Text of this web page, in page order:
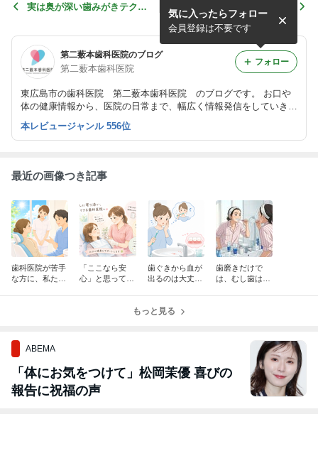
実は奥が深い歯みがきテクニ
とっても大切！お口の潤い
第二薮本歯科医院のブログ
第二薮本歯科医院
東広島市の歯科医院 第二薮本歯科医院 のブログです。 お口や
体の健康情報から、医院の日常まで、幅広く情報発信をしていきた
いと考えております。
気に入ったらフォロー
会員登録は不要です
フォロー
本レビュージャンル 556位
最近の画像つき記事
歯科医院が苦手
な方に、私たち
「ここなら安
心」と思ってい
歯ぐきから血が
出るのは大丈
歯磨きだけで
は、むし歯は防
もっと見る
ABEMA
「体にお気をつけて」松岡茉優 喜びの
報告に祝福の声